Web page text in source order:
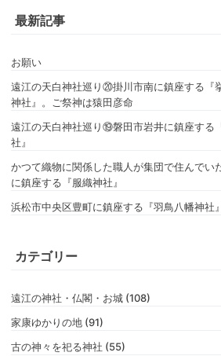
最新記事
お願い
遠江の天白神社巡り⑳掛川市南に鎮座する『
神社』。ご祭神は猿田彦命
遠江の天白神社巡り⑲磐田市岩井に鎮座する
社』
かつて織物に関係した職人が集団で住んでい
に鎮座する『服織神社』
浜松市中央区豊町に鎮座する『羽鳥八幡神社
カテゴリー
遠江の神社・仏閣・お城 (108)
家康ゆかりの地 (91)
古の神々を祀る神社 (55)